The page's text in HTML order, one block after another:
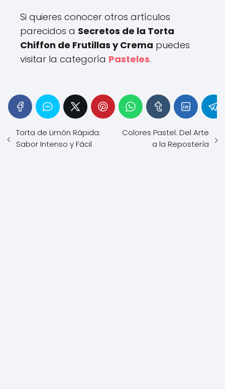
Si quieres conocer otros artículos
parecidos a Secretos de la Torta
Chiffon de Frutillas y Crema puedes
visitar la categoría Pasteles.
Torta de Limón Rápida:
Sabor Intenso y Fácil
Colores Pastel: Del Arte
a la Repostería